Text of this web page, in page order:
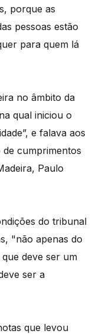
porque as
pessoas estão
para quem lá
no âmbito da
qual iniciou o
e falava aos
de cumprimentos
Paulo
do tribunal
"não apenas do
deve ser um
ser a
que levou